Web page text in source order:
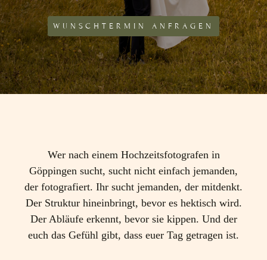
WUNSCHTERMIN ANFRAGEN
Wer nach einem Hochzeitsfotografen in
Göppingen sucht, sucht nicht einfach jemanden,
der fotografiert. Ihr sucht jemanden, der mitdenkt.
Der Struktur hineinbringt, bevor es hektisch wird.
Der Abläufe erkennt, bevor sie kippen. Und der
euch das Gefühl gibt, dass euer Tag getragen ist.